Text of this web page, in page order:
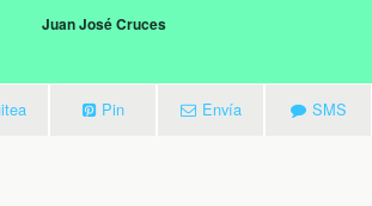
Juan José Cruces
Pin Envía SMS